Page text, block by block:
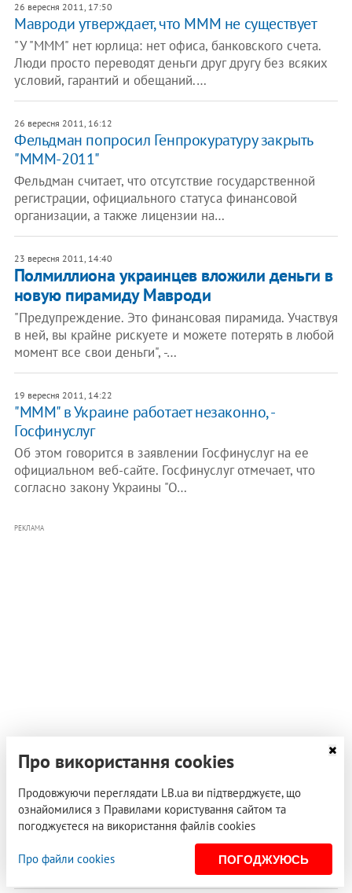
26 вересня 2011, 17:50
Мавроди утверждает, что МММ не существует
"У "МММ" нет юрлица: нет офиса, банковского счета.
Люди просто переводят деньги друг другу без всяких
условий, гарантий и обещаний.…
26 вересня 2011, 16:12
Фельдман попросил Генпрокуратуру закрыть
"МММ-2011"
Фельдман считает, что отсутствие государственной
регистрации, официального статуса финансовой
организации, а также лицензии на…
23 вересня 2011, 14:40
Полмиллиона украинцев вложили деньги в
новую пирамиду Мавроди
"Предупреждение. Это финансовая пирамида. Участвуя
в ней, вы крайне рискуете и можете потерять в любой
момент все свои деньги", -…
19 вересня 2011, 14:22
"МММ" в Украине работает незаконно, -
Госфинуслуг
Об этом говорится в заявлении Госфинуслуг на ее
официальном веб-сайте. Госфинуслуг отмечает, что
согласно закону Украины "О…
РЕКЛАМА
18 вересня 2011, 05:31
​В Киев вернулась финансовая пирамида МММ
На рекламном щите человек в черной одежде, сидя
на куче денег, предупреждает, что финансовые
пирамиды опасны для финансового…
Про використання cookies
Продовжуючи переглядати LB.ua ви підтверджуєте, що
ознайомилися з Правилами користування сайтом та
погоджуєтеся на використання файлів cookies
Про файли cookies ПОГОДЖУЮСЬ